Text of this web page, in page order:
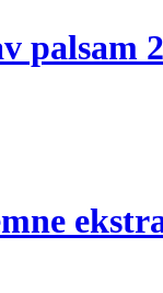
palsam